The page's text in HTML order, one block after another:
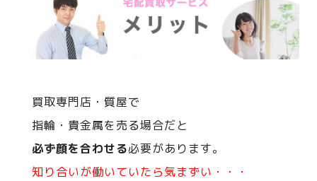
買取専門店・質屋で
指輪・貴金属を売る場合だと
必ず顔を合わせる必要があります。
知り合いが働いていたら気まずい・・・